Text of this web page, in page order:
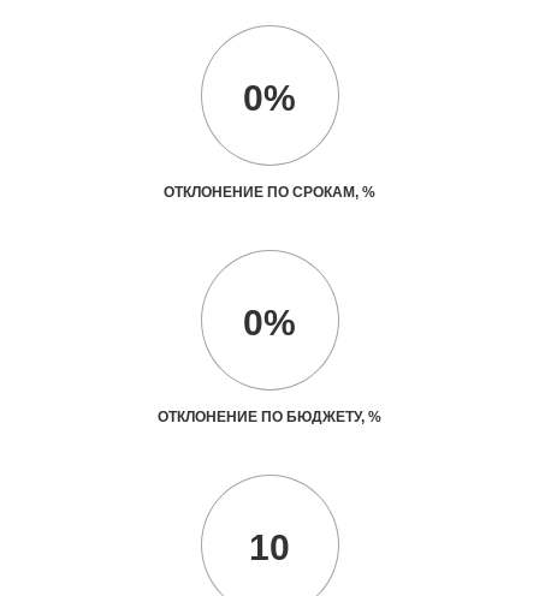
0%
ОТКЛОНЕНИЕ ПО СРОКАМ, %
0%
ОТКЛОНЕНИЕ ПО БЮДЖЕТУ, %
10